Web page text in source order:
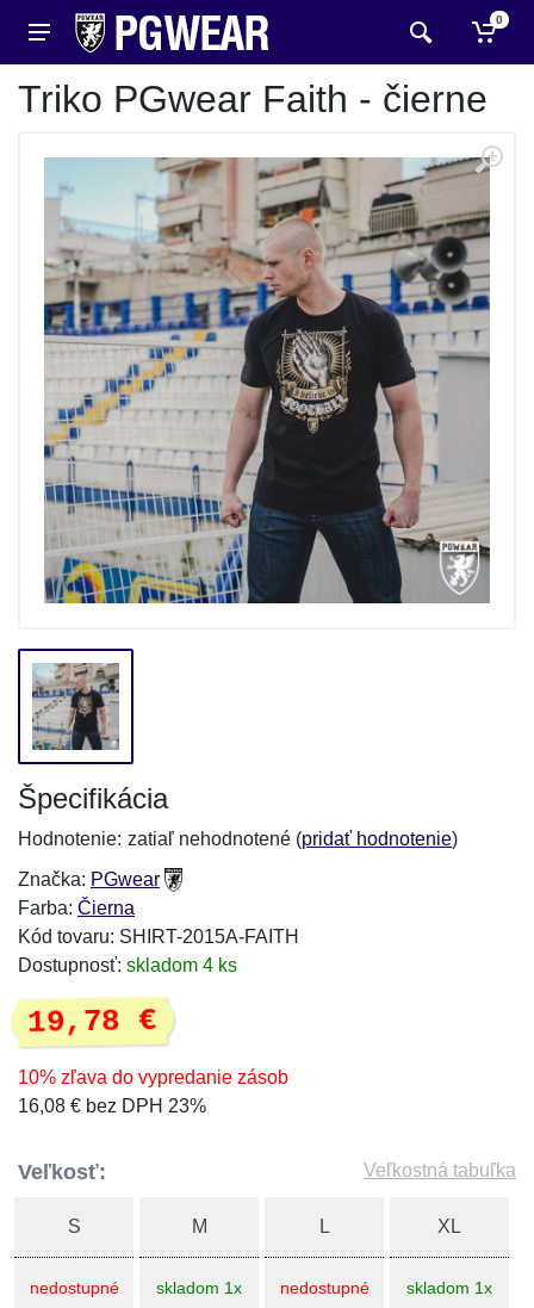
0
Triko PGwear Faith - čierne
Špecifikácia
Hodnotenie: zatiaľ nehodnotené (pridať hodnotenie)
Značka: PGwear
Farba: Čierna
Kód tovaru: SHIRT-2015A-FAITH
Dostupnosť: skladom 4 ks
19,78 €
10% zľava do vypredanie zásob
16,08 € bez DPH 23%
Veľkosť: Veľkostná tabuľka
S
nedostupné
M
skladom 1x
L
nedostupné
XL
skladom 1x